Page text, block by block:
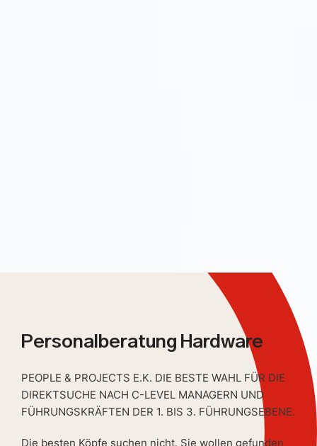
Personalberatung Hardware
PEOPLE & PROJECTS E.K. DIE BESTE WAHL FÜR DIE
DIREKTSUCHE NACH C-LEVEL MANAGERN UND
FÜHRUNGSKRÄFTEN DER 1. BIS 3. FÜHRUNGSEBENE.
Die besten Köpfe suchen nicht. Sie wollen gefunden